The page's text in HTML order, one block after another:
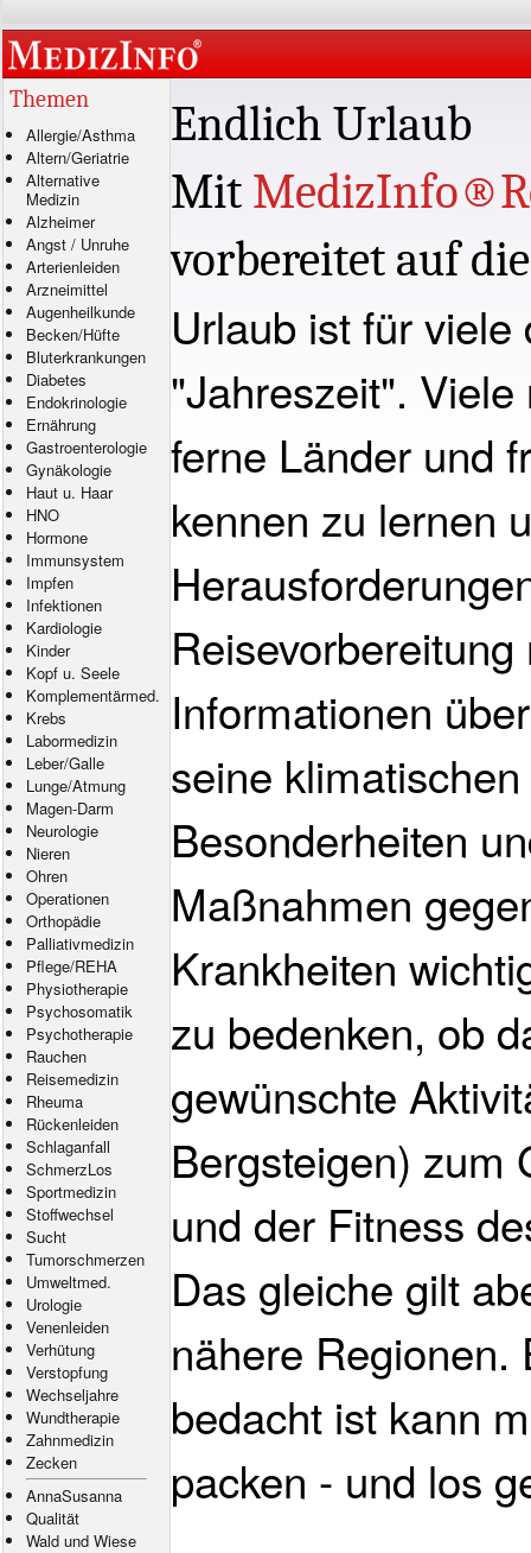
Themen
Allergie/Asthma
Altern/Geriatrie
Alternative
Medizin
Alzheimer
Angst / Unruhe
Arterienleiden
Arzneimittel
Augenheilkunde
Becken/Hüfte
Bluterkrankungen
Diabetes
Endokrinologie
Ernährung
Gastroenterologie
Gynäkologie
Haut u. Haar
HNO
Hormone
Immunsystem
Impfen
Infektionen
Kardiologie
Kinder
Kopf u. Seele
Komplementärmed.
Krebs
Labormedizin
Leber/Galle
Lunge/Atmung
Magen-Darm
Neurologie
Nieren
Ohren
Operationen
Orthopädie
Palliativmedizin
Pflege/REHA
Physiotherapie
Psychosomatik
Psychotherapie
Rauchen
Reisemedizin
Rheuma
Rückenleiden
Schlaganfall
SchmerzLos
Sportmedizin
Stoffwechsel
Sucht
Tumorschmerzen
Umweltmed.
Urologie
Venenleiden
Verhütung
Verstopfung
Wechseljahre
Wundtherapie
Zahnmedizin
Zecken
AnnaSusanna
Qualität
Wald und Wiese
Endlich Urlaub
Mit
vorbereitet auf
Urlaub ist für viele
"Jahreszeit".
ferne Länder und
kennen zu lernen
Informationen
seine
Besonderheiten
Maßnahmen
Krankheiten
zu bedenken, ob
gewünschte
Bergsteigen) zum
und der Fitness
Das gleiche gilt
nähere Regionen.
bedacht ist kann
packen - und los